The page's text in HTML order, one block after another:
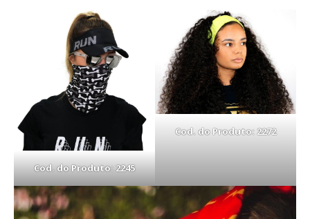
Cod. do Produto: 2245
Cod. do Produto: 2272